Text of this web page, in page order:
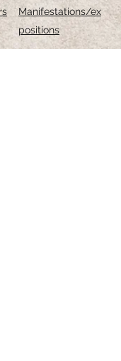
Manifestations/ex
positions